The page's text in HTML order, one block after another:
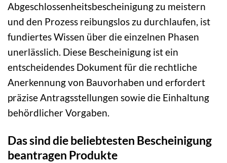
Abgeschlossenheitsbescheinigung zu meistern
und den Prozess reibungslos zu durchlaufen, ist
fundiertes Wissen über die einzelnen Phasen
unerlässlich. Diese Bescheinigung ist ein
entscheidendes Dokument für die rechtliche
Anerkennung von Bauvorhaben und erfordert
präzise Antragsstellungen sowie die Einhaltung
behördlicher Vorgaben.
Das sind die beliebtesten Bescheinigung
beantragen Produkte